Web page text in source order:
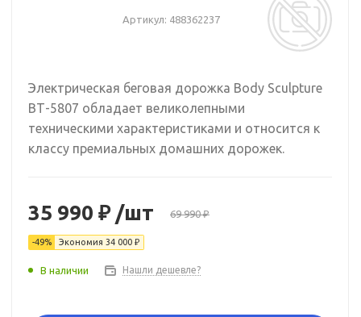
Артикул: 488362237
Электрическая беговая дорожка Body Sculpture
ВТ-5807 обладает великолепными
техническими характеристиками и относится к
классу премиальных домашних дорожек.
35 990 ₽/шт 69 990 ₽
-49% Экономия 34 000 ₽
В наличии Нашли дешевле?